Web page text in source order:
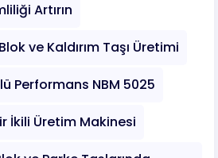
Artırın
ve Kaldırım Taşı Üretimi
Performans NBM 5025
İkili Üretim Makinesi